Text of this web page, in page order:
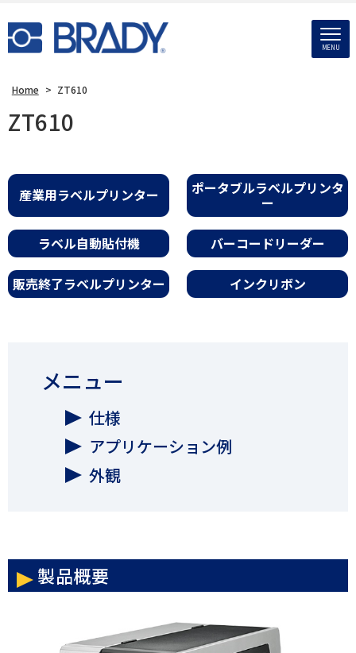
MENU
Home > ZT610
ZT610
産業用ラベルプリンター ポータブルラベルプリンタ
ー
ラベル自動貼付機 バーコードリーダー
販売終了ラベルプリンター インクリボン
メニュー
仕様
アプリケーション例
外観
製品概要